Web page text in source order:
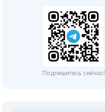
Подпишитесь сейчас!